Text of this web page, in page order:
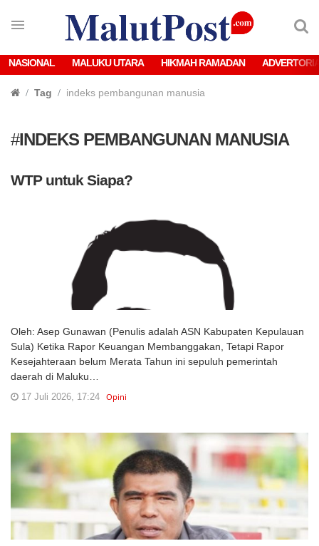
NASIONAL MALUKU UTARA HIKMAH RAMADAN
Tag indeks pembangunan manusia
#INDEKS PEMBANGUNAN MANUSIA
WTP untuk Siapa?
Oleh: Asep Gunawan (Penulis adalah ASN Kabupaten Kepulauan
Sula) Ketika Rapor Keuangan Membanggakan, Tetapi Rapor
Kesejahteraan belum Merata Tahun ini sepuluh pemerintah
daerah di Maluku…
17 Juli 2026, 17:24 Opini